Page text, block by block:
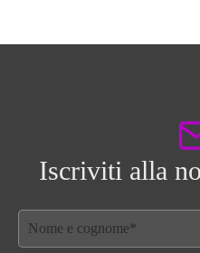
Iscriviti alla